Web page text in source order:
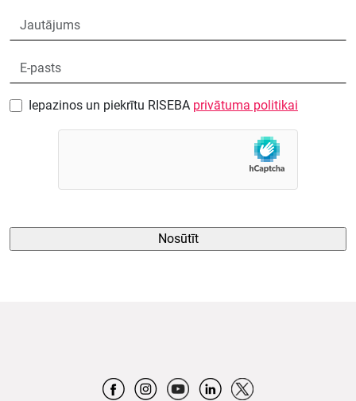
Iepazinos un piekrītu RISEBA privātuma politikai